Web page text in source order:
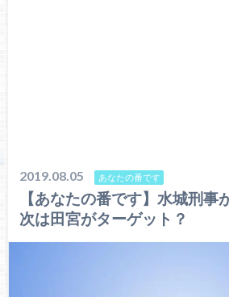
2019.08.05 あなたの番です
【あなたの番です】水城刑事
次は田宮がターゲット？